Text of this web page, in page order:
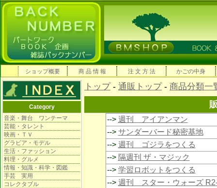
ショップ概要 商 品 情 報 注 文 方 法 かごの中身
Category
音楽・舞台 ワンテーマ
芸能・タレント
映画・ＴＶ
グラビア・モデル
生活・ファッション
料理・グルメ
情報・知識・科学・図鑑
手芸 実用
コレクタブル
トップ- 通販トップ- 商品分類一
--> 週刊 アイアンマン
--> サンダーバード秘密基地
--> 週刊 ゴジラをつくる
--> 隔週刊 ザ・マジック
--> 学習ロボットをつくる
--> 週刊 スター・ウォーズ